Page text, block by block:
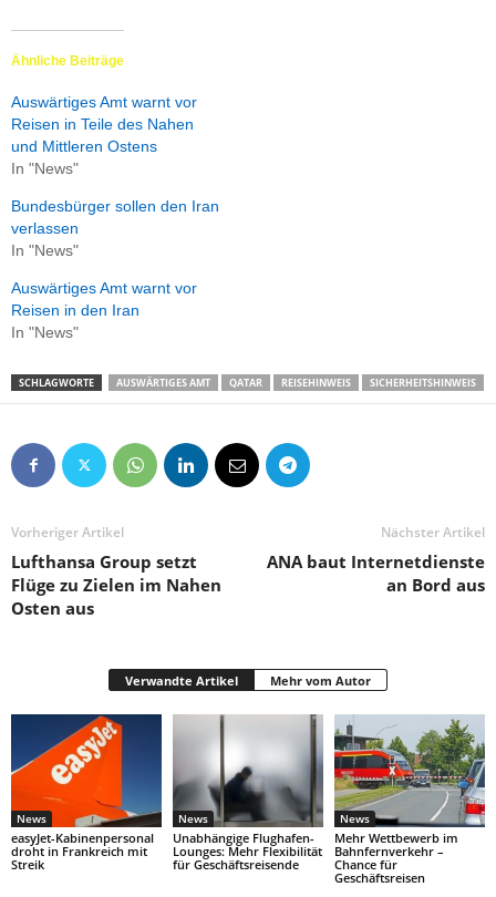
Ähnliche Beiträge
Auswärtiges Amt warnt vor
Reisen in Teile des Nahen
und Mittleren Ostens
In "News"
Bundesbürger sollen den Iran
verlassen
In "News"
Auswärtiges Amt warnt vor
Reisen in den Iran
In "News"
SCHLAGWORTE AUSWÄRTIGES AMT QATAR REISEHINWEIS SICHERHEITSHINWEIS
Vorheriger Artikel
Lufthansa Group setzt
Flüge zu Zielen im Nahen
Osten aus
Nächster Artikel
ANA baut Internetdienste
an Bord aus
Verwandte Artikel Mehr vom Autor
News
easyJet-Kabinenpersonal
droht in Frankreich mit
Streik
News
Unabhängige Flughafen-
Lounges: Mehr Flexibilität
für Geschäftsreisende
News
Mehr Wettbewerb im
Bahnfernverkehr –
Chance für
Geschäftsreisen